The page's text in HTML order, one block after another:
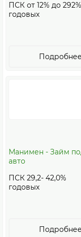
ПСК от 12% до 292%
годовых
Подробнее
Манимен - Займ
авто
ПСК 29,2- 42,0%
годовых
Подробнее